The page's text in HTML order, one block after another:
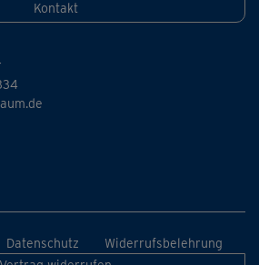
Kontakt
Datenschutz
Widerrufsbelehrung